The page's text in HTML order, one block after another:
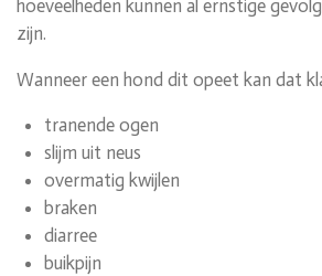
hoeveelheden kunnen al ernstige
zijn.
Wanneer een hond dit opeet kan dat
tranende ogen
slijm uit neus
overmatig kwijlen
braken
diarree
buikpijn